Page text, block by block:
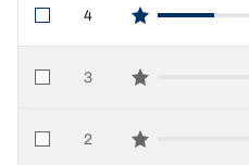
4
star reviews
3
star reviews
2
star reviews